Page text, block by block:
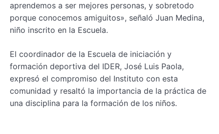
aprendemos a ser mejores personas, y sobretodo
porque conocemos amiguitos», señaló Juan Medina,
niño inscrito en la Escuela.
El coordinador de la Escuela de iniciación y
formación deportiva del IDER, José Luis Paola,
expresó el compromiso del Instituto con esta
comunidad y resaltó la importancia de la práctica de
una disciplina para la formación de los niños.